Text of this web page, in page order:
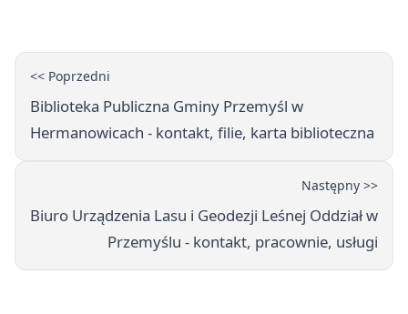
<< Poprzedni
Biblioteka Publiczna Gminy Przemyśl w
Hermanowicach - kontakt, filie, karta biblioteczna
Następny >>
Biuro Urządzenia Lasu i Geodezji Leśnej Oddział w
Przemyślu - kontakt, pracownie, usługi